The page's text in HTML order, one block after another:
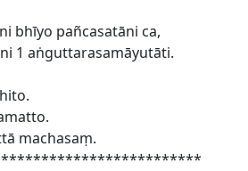
bhīyo pañcasatāni ca,
1 aṅguttarasamāyutāti.
machasaṃ.